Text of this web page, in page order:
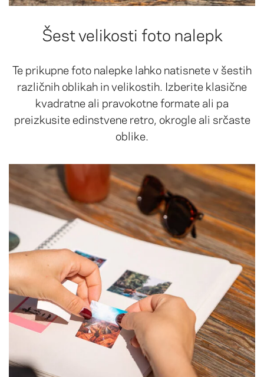
Šest velikosti foto nalepk
Te prikupne foto nalepke lahko natisnete v šestih
različnih oblikah in velikostih. Izberite klasične
kvadratne ali pravokotne formate ali pa
preizkusite edinstvene retro, okrogle ali srčaste
oblike.